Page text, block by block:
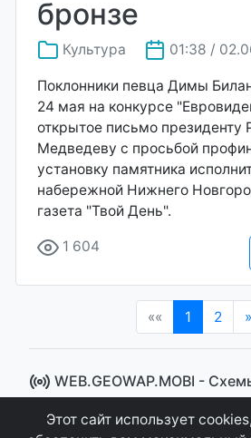
бронзе
Культура 01:38 /
Поклонники певца Димы
24 мая на конкурсе
открытое письмо
Медведеву с просьбой
установку памятника
набережной Нижнего
газета "Твой День".
1 604
«« 1(current)
2
WEB.GEOWAP.MOBI -
© 2008 - 2021
Сайт управляется системой
Этот сайт использует